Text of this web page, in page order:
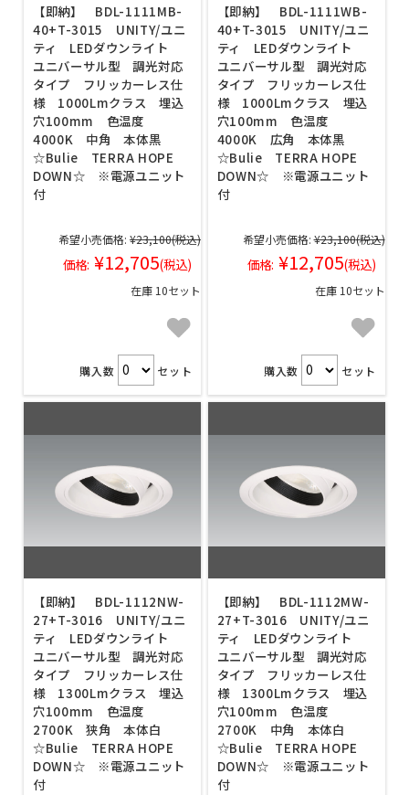
【即納】 BDL-1111MB-
40+T-3015 UNITY/ユニ
ティ LEDダウンライト
ユニバーサル型 調光対応
タイプ フリッカーレス仕
様 1000Lmクラス 埋込
穴100mm 色温度
4000K 中角 本体黒
☆Bulie TERRA HOPE
DOWN☆ ※電源ユニット
付
希望小売価格: ¥23,100(税込)
価格: ¥12,705(税込)
在庫 10セット
購入数 セット
【即納】 BDL-1111WB-
40+T-3015 UNITY/ユニ
ティ LEDダウンライト
ユニバーサル型 調光対応
タイプ フリッカーレス仕
様 1000Lmクラス 埋込
穴100mm 色温度
4000K 広角 本体黒
☆Bulie TERRA HOPE
DOWN☆ ※電源ユニット
付
希望小売価格: ¥23,100(税込)
価格: ¥12,705(税込)
在庫 10セット
購入数 セット
【即納】 BDL-1112NW-
27+T-3016 UNITY/ユニ
ティ LEDダウンライト
ユニバーサル型 調光対応
タイプ フリッカーレス仕
様 1300Lmクラス 埋込
穴100mm 色温度
2700K 狭角 本体白
☆Bulie TERRA HOPE
DOWN☆ ※電源ユニット
付
【即納】 BDL-1112MW-
27+T-3016 UNITY/ユニ
ティ LEDダウンライト
ユニバーサル型 調光対応
タイプ フリッカーレス仕
様 1300Lmクラス 埋込
穴100mm 色温度
2700K 中角 本体白
☆Bulie TERRA HOPE
DOWN☆ ※電源ユニット
付